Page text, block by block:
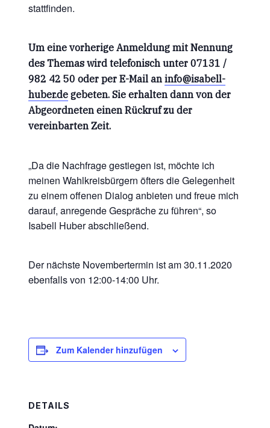
stattfinden.
Um eine vorherige Anmeldung mit Nennung
des Themas wird telefonisch unter 07131 /
982 42 50 oder per E-Mail an info@isabell-
huber.degebeten. Sie erhalten dann von der
Abgeordneten einen Rückruf zu der
vereinbarten Zeit.
„Da die Nachfrage gestiegen ist, möchte ich
meinen Wahlkreisbürgern öfters die Gelegenheit
zu einem offenen Dialog anbieten und freue mich
darauf, anregende Gespräche zu führen“, so
Isabell Huber abschließend.
Der nächste Novembertermin ist am 30.11.2020
ebenfalls von 12:00-14:00 Uhr.
Zum Kalender hinzufügen
DETAILS